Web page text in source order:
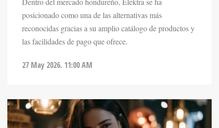
Dentro del mercado hondureño, Elektra se ha
posicionado como una de las alternativas más
reconocidas gracias a su amplio catálogo de productos y
las facilidades de pago que ofrece.
27 May 2026. 11:00 AM